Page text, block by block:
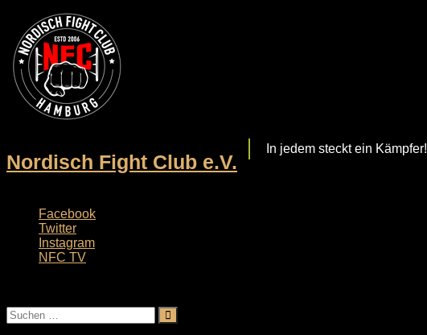
Inhalt
springen
Nordisch Fight Club e.V.
In jedem steckt ein Kämpfer!
Facebook
Twitter
Instagram
NFC TV